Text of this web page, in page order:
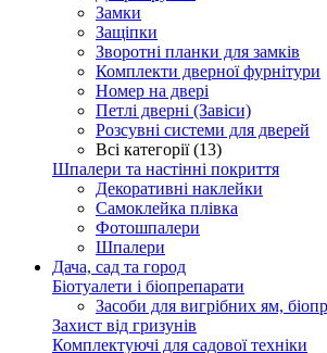
Замки
Защіпки
Зворотні планки для замків
Комплекти дверної фурнітури
Номер на двері
Петлі дверні (Завіси)
Розсувні системи для дверей
Всі категорії (13)
Шпалери та настінні покриття
Декоративні наклейки
Самоклейка плівка
Фотошпалери
Шпалери
Дача, сад та город
Біотуалети і біопрепарати
Засоби для вигрібних ям,
Захист від гризунів
Комплектуючі для садової техніки